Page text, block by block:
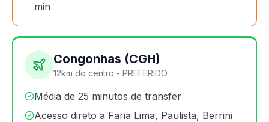
min
Congonhas (CGH)
12km do centro - PREFERIDO
Média de 25 minutos de transfer
Acesso direto a Faria Lima, Paulista, Berrini